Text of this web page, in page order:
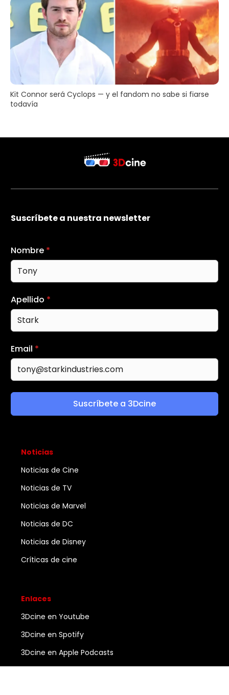
Kit Connor será Cyclops — y el fandom no sabe si fiarse
todavía
Suscríbete a nuestra newsletter
Nombre *
Apellido *
Email *
Suscríbete a 3Dcine
Noticias
Noticias de Cine
Noticias de TV
Noticias de Marvel
Noticias de DC
Noticias de Disney
Críticas de cine
Enlaces
3Dcine en Youtube
3Dcine en Spotify
3Dcine en Apple Podcasts